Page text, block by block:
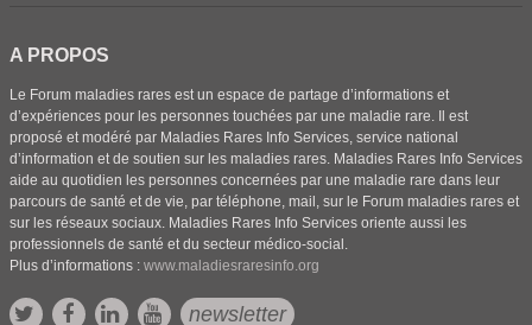
A PROPOS
Le Forum maladies rares est un espace de partage d’informations et
d’expériences pour les personnes touchées par une maladie rare. Il est
proposé et modéré par Maladies Rares Info Services, service national
d’information et de soutien sur les maladies rares. Maladies Rares Info Services
aide au quotidien les personnes concernées par une maladie rare dans leur
parcours de santé et de vie, par téléphone, mail, sur le Forum maladies rares et
sur les réseaux sociaux. Maladies Rares Info Services oriente aussi les
professionnels de santé et du secteur médico-social.
Plus d’informations : www.maladiesraresinfo.org
newsletter